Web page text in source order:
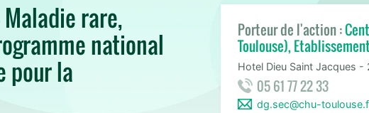
rare,
national
pour la
Porteur de l'action :
Toulouse),
Hotel Dieu Saint Jacques
05 61 77 22 33
dg.sec@chu-